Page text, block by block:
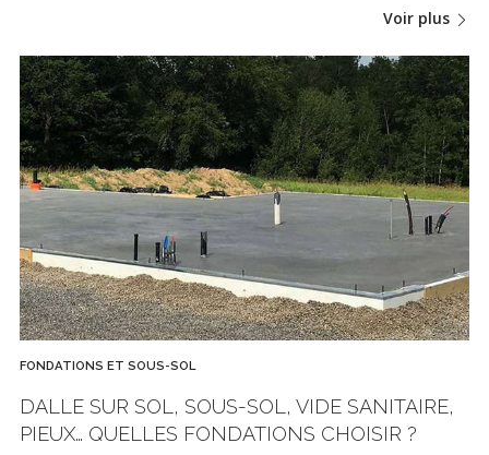
Voir plus
FONDATIONS ET SOUS-SOL
DALLE SUR SOL, SOUS-SOL, VIDE SANITAIRE,
PIEUX… QUELLES FONDATIONS CHOISIR ?